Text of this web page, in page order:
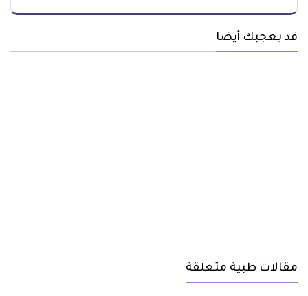
قد يعجبك أيضا
مقالات طبية متعلقة